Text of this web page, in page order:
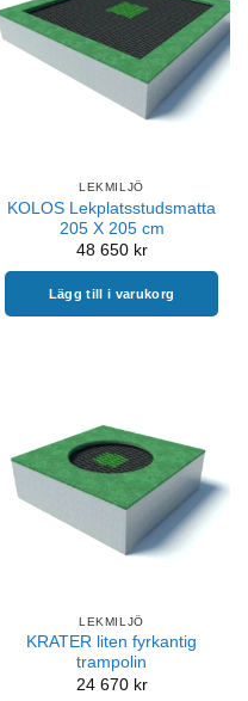
LEKMILJÖ
KOLOS Lekplatsstudsmatta
205 X 205 cm
48 650 kr
Lägg till i varukorg
LEKMILJÖ
KRATER liten fyrkantig
trampolin
24 670 kr